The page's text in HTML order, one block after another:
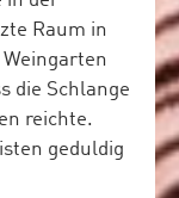
Raum in
die Schlange
reichte.
geduldig